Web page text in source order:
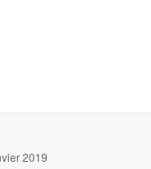
2019